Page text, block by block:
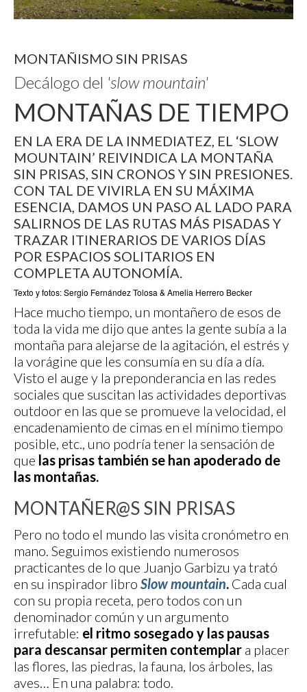
MONTAÑISMO SIN PRISAS
Decálogo del 'slow mountain'
MONTAÑAS DE TIEMPO
EN LA ERA DE LA INMEDIATEZ, EL ‘SLOW
MOUNTAIN’ REIVINDICA LA MONTAÑA
SIN PRISAS, SIN CRONOS Y SIN PRESIONES.
CON TAL DE VIVIRLA EN SU MÁXIMA
ESENCIA, DAMOS UN PASO AL LADO PARA
SALIRNOS DE LAS RUTAS MÁS PISADAS Y
TRAZAR ITINERARIOS DE VARIOS DÍAS
POR ESPACIOS SOLITARIOS EN
COMPLETA AUTONOMÍA.
Texto y fotos: Sergio Fernández Tolosa & Amelia Herrero Becker
Hace mucho tiempo, un montañero de esos de
toda la vida me dijo que antes la gente subía a la
montaña para alejarse de la agitación, el estrés y
la vorágine que les consumía en su día a día.
Visto el auge y la preponderancia en las redes
sociales que suscitan las actividades deportivas
outdoor en las que se promueve la velocidad, el
encadenamiento de cimas en el mínimo tiempo
posible, etc., uno podría tener la sensación de
que las prisas también se han apoderado de
las montañas.
MONTAÑER@S SIN PRISAS
Pero no todo el mundo las visita cronómetro en
mano. Seguimos existiendo numerosos
practicantes de lo que Juanjo Garbizu ya trató
en su inspirador libro Slow mountain. Cada cual
con su propia receta, pero todos con un
denominador común y un argumento
irrefutable: el ritmo sosegado y las pausas
para descansar permiten contemplar a placer
las flores, las piedras, la fauna, los árboles, las
aves… En una palabra: todo.